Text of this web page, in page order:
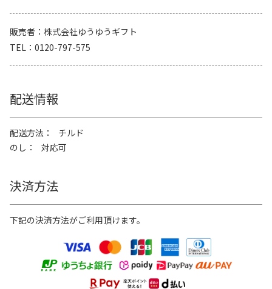
販売者
株式会社ゆうゆうギフト
TEL
0120-797-575
配送情報
配送方法
チルド
のし
対応可
決済方法
下記の決済方法がご利用頂けます。